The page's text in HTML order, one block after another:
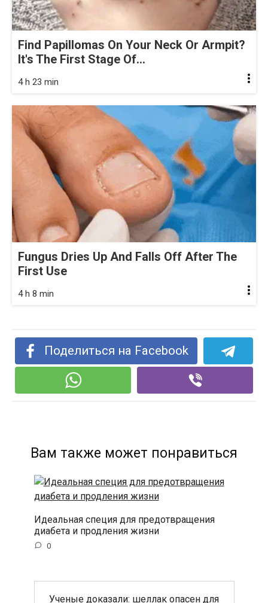
Find Papillomas On Your Neck Or Armpit?
It's The First Stage Of...
4 h 23 min
Fungus Dries Up And Falls Off After The
First Use
4 h 8 min
Поделиться на Facebook
Вам также может понравиться
Идеальная специя для предотвращения
диабета и продления жизни
0
Ученые доказали: шеллак опасен для